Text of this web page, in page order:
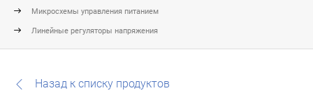
Микросхемы управления питанием
Линейные регуляторы напряжения
Назад к списку продуктов